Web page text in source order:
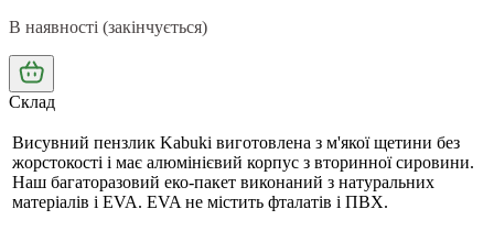
В наявності (закінчується)
Склад
Висувний пензлик Kabuki виготовлена з м'якої щетини без
жорстокості і має алюмінієвий корпус з вторинної сировини.
Наш багаторазовий еко-пакет виконаний з натуральних
матеріалів і EVA. EVA не містить фталатів і ПВХ.